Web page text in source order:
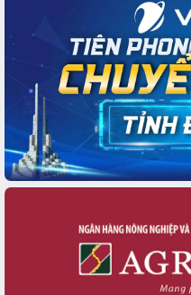
Thủ tướng Chính phủ Phạm Minh Chính
kiểm tra, chỉ đạo hoàn thành các dự
án cao tốc và thăm khu tái định cư tại
Đắk Lắk
Sôi nổi Hội đua ngựa truyền thống Gò
Thì Thùng mừng Xuân Bính Ngọ 2026
Lãnh đạo tỉnh dâng hương tưởng niệm
tại Đập Đồng Cam đầu Xuân Bính Ngọ
Ngành nông nghiệp phấn đấu tăng
trưởng đạt 5,86% trong năm 2026
quốc phòng, quân sự địa phương năm
Đắk Lắk tập trung toàn lực khắc phục
tồn tại IUU, sẵn sàng làm việc với